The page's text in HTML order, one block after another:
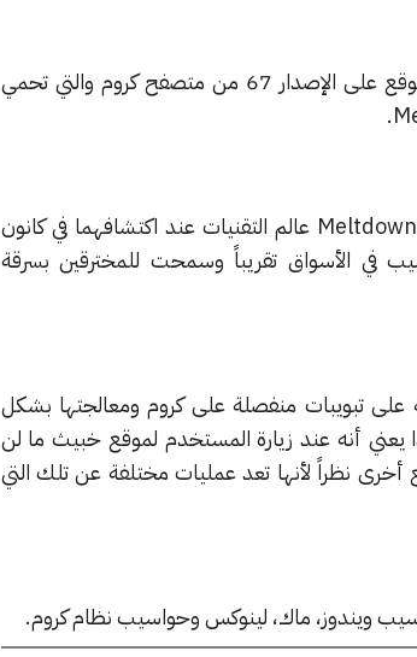
حيث قررت الشركة إضافة ميزة Site Isolation أو عزل الموقع على الإصدار 67 من متصفح كروم والتي تحمي
فقد هزت ثغرتان أمنيتان كبيرتان تحملان اسم Spectre و Meltdown عالم التقنيات عند اكتشافهما في كانون
في الأسواق تقريباً وسمحت للمخترقين بسرقة
على تبويبات منفصلة على كروم ومعالجتها بشكل
أنه عند زيارة المستخدم لموقع خبيث ما لن
أخرى نظراً لأنها تعد عمليات مختلفة عن تلك التي